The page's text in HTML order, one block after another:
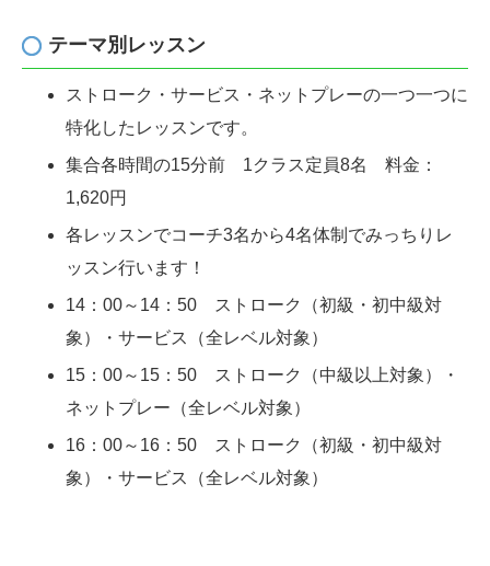
テーマ別レッスン
ストローク・サービス・ネットプレーの一つ一つに
特化したレッスンです。
集合各時間の15分前 1クラス定員8名 料金：
1,620円
各レッスンでコーチ3名から4名体制でみっちりレ
ッスン行います！
14：00～14：50 ストローク（初級・初中級対
象）・サービス（全レベル対象）
15：00～15：50 ストローク（中級以上対象）・
ネットプレー（全レベル対象）
16：00～16：50 ストローク（初級・初中級対
象）・サービス（全レベル対象）